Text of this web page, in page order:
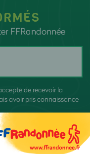
FFRandonnée
de recevoir la
avoir pris connaissance